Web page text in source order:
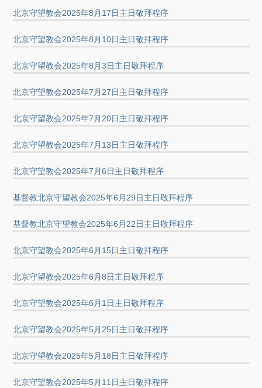
北京守望教会2025年8月17日主日敬拜程序
北京守望教会2025年8月10日主日敬拜程序
北京守望教会2025年8月3日主日敬拜程序
北京守望教会2025年7月27日主日敬拜程序
北京守望教会2025年7月20日主日敬拜程序
北京守望教会2025年7月13日主日敬拜程序
北京守望教会2025年7月6日主日敬拜程序
基督教北京守望教会2025年6月29日主日敬拜程序
基督教北京守望教会2025年6月22日主日敬拜程序
北京守望教会2025年6月15日主日敬拜程序
北京守望教会2025年6月8日主日敬拜程序
北京守望教会2025年6月1日主日敬拜程序
北京守望教会2025年5月25日主日敬拜程序
北京守望教会2025年5月18日主日敬拜程序
北京守望教会2025年5月11日主日敬拜程序